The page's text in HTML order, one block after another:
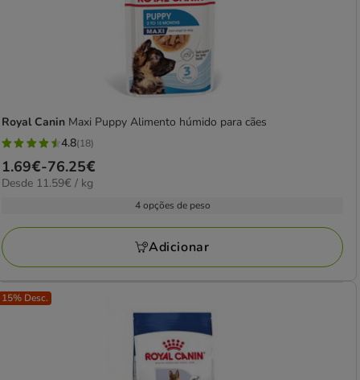
Royal Canin Maxi Puppy Alimento húmido para cães
4.8
estrelas
com
avaliações
4.8(18)
Preço
de
76.25€
1.69€-76.25€
11.59€
Desde 11.59€ / kg
4 opções de peso
Adicionar
15% Desc.